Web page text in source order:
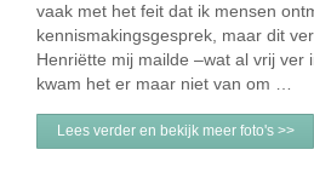
vaak met het feit dat ik mensen
kennismakingsgesprek, maar dit
Henriëtte mij mailde –wat al vrij ver
kwam het er maar niet van om …
Lees verder en bekijk meer foto's >>